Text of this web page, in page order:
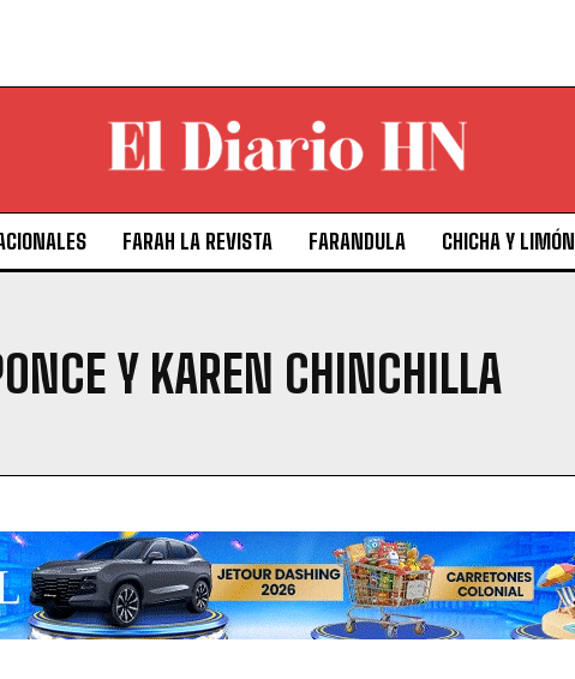
FARAH LA REVISTA FARANDULA CHICHA Y LIMÓN
Y KAREN CHINCHILLA